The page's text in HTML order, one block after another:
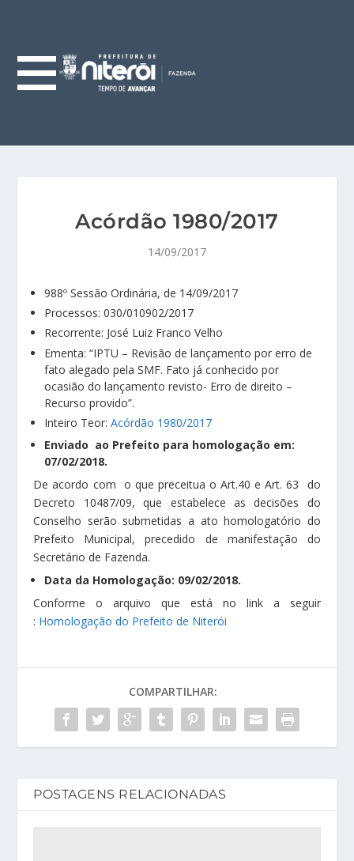
Acórdão 1980/2017
14/09/2017
988º Sessão Ordinária, de 14/09/2017
Processos: 030/010902/2017
Recorrente: José Luiz Franco Velho
Ementa: “IPTU – Revisão de lançamento por erro de
fato alegado pela SMF. Fato já conhecido por
ocasião do lançamento revisto- Erro de direito –
Recurso provido”.
Inteiro Teor:Acórdão 1980/2017
Enviado ao Prefeito para homologação em:
07/02/2018.
De acordo com o que preceitua o Art.40 e Art. 63 do
Decreto 10487/09, que estabelece as decisões do
Conselho serão submetidas a ato homologatório do
Prefeito Municipal, precedido de manifestação do
Secretário de Fazenda.
Data da Homologação: 09/02/2018.
Conforme o arquivo que está no link a seguir
: Homologação do Prefeito de Niterói
COMPARTILHAR:
POSTAGENS RELACIONADAS